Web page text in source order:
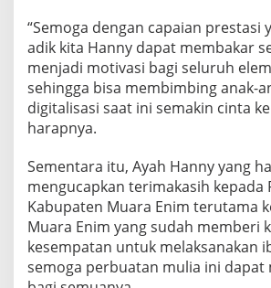
“Semoga dengan capaian prestasi
adik kita Hanny dapat membakar
menjadi motivasi bagi seluruh
sehingga bisa membimbing anak-
digitalisasi saat ini semakin cinta
harapnya.
Sementara itu, Ayah Hanny yang
mengucapkan terimakasih kepada
Kabupaten Muara Enim terutama
Muara Enim yang sudah memberi
kesempatan untuk melaksanakan
semoga perbuatan mulia ini dapat